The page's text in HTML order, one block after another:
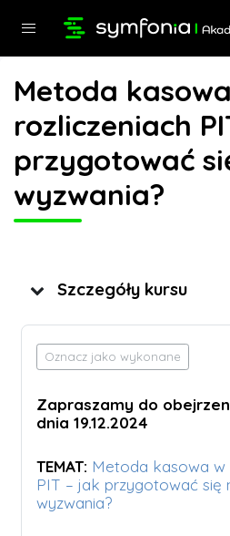
menu
Metoda
rozliczeniach
przygotować
wyzwania?
Szczegóły kursu
Oznacz jako wykonane
Zapraszamy do
dnia 19.12.2024
TEMAT: Metoda kasowa w
PIT – jak przygotować się
wyzwania?